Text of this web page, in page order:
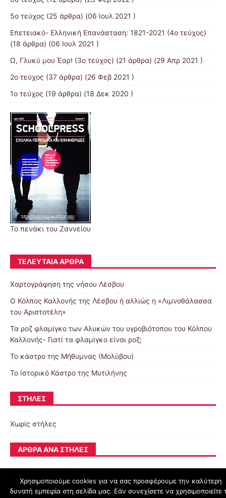
5ο τεύχος (25 άρθρα) (06 Ιουλ 2021 )
Επετειακό- Ελληνική Επανάσταση: 1821-2021 (4ο τεύχος)
(18 άρθρα) (06 Ιουλ 2021 )
Ω, Γλυκύ μου Έαρ! (3ο τεύχος) (21 άρθρα) (29 Απρ 2021 )
2o τεύχος (37 άρθρα) (26 Φεβ 2021 )
1ο τεύχος (19 άρθρα) (18 Δεκ 2020 )
Το πενάκι του Ζαννείου
ΤΕΛΕΥΤΑΊΑ ΆΡΘΡΑ
Χαρτογράφηση της νήσου Λέσβου
Ο Κόλπος Καλλονής της Λέσβου ή αλλιώς η «Λιμνοθάλασσα
του Αριστοτέλη»
Τα ροζ φλαμίγκο των Αλυκών του υγροβιότοπου του Κόλπου
Καλλονής- Γιατί τα φλαμίγκο είναι ροζ;
To κάστρο της Μήθυμνας (Μολύβου)
Το Ιστορικό Κάστρο της Μυτιλήνης
ΣΤΉΛΕΣ
Χωρίς στήλες
ΆΡΘΡΑ ΑΝΆ ΣΤΉΛΕΣ
Χρησιμοποιούμε cookies για να σας προσφέρουμε την καλύτερη
δυνατή εμπειρία στη σελίδα μας. Εάν συνεχίσετε να χρησιμοποιείτε